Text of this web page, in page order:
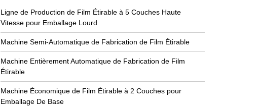
Ligne de Production de Film Étirable à 5 Couches Haute
Vitesse pour Emballage Lourd
Machine Semi-Automatique de Fabrication de Film Étirable
Machine Entièrement Automatique de Fabrication de Film
Étirable
Machine Économique de Film Étirable à 2 Couches pour
Emballage De Base